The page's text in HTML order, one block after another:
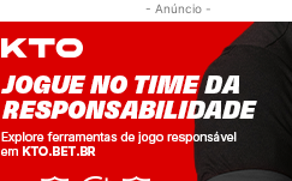
- Anúncio -